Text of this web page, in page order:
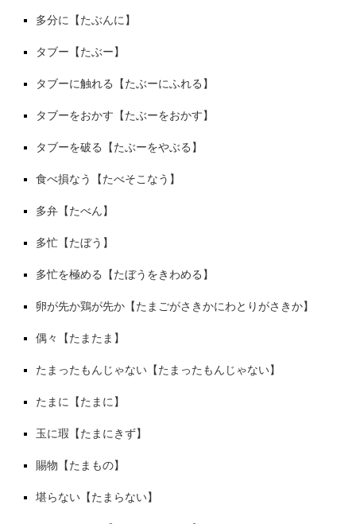
多分に【たぶんに】
タブー【たぶー】
タブーに触れる【たぶーにふれる】
タブーをおかす【たぶーをおかす】
タブーを破る【たぶーをやぶる】
食べ損なう【たべそこなう】
多弁【たべん】
多忙【たぼう】
多忙を極める【たぼうをきわめる】
卵が先か鶏が先か【たまごがさきかにわとりがさきか】
偶々【たまたま】
たまったもんじゃない【たまったもんじゃない】
たまに【たまに】
玉に瑕【たまにきず】
賜物【たまもの】
堪らない【たまらない】